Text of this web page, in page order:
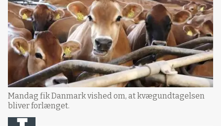
Mandag fik Danmark vished om, at kvægundtagelsen
bliver forlænget.